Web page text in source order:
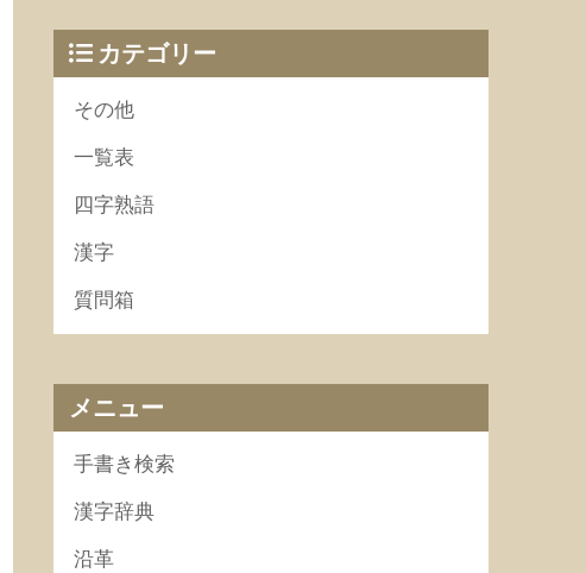
カテゴリー
その他
一覧表
四字熟語
漢字
質問箱
メニュー
手書き検索
漢字辞典
沿革